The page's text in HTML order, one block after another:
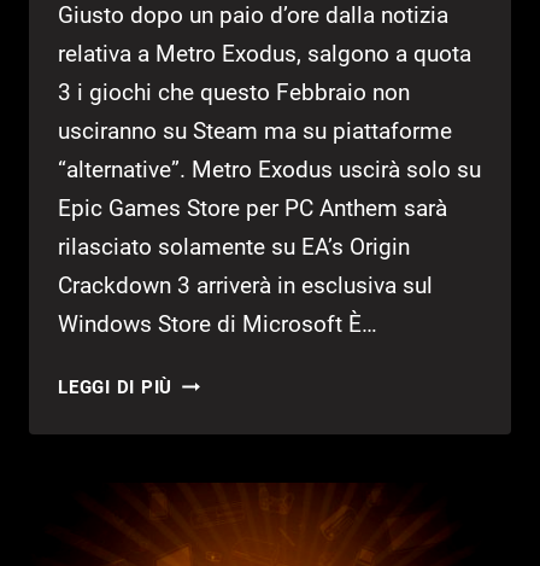
Giusto dopo un paio d’ore dalla notizia
relativa a Metro Exodus, salgono a quota
3 i giochi che questo Febbraio non
usciranno su Steam ma su piattaforme
“alternative”. Metro Exodus uscirà solo su
Epic Games Store per PC Anthem sarà
rilasciato solamente su EA’s Origin
Crackdown 3 arriverà in esclusiva sul
Windows Store di Microsoft È…
LEGGI DI PIÙ STEAM
ALTRI
TITOLI